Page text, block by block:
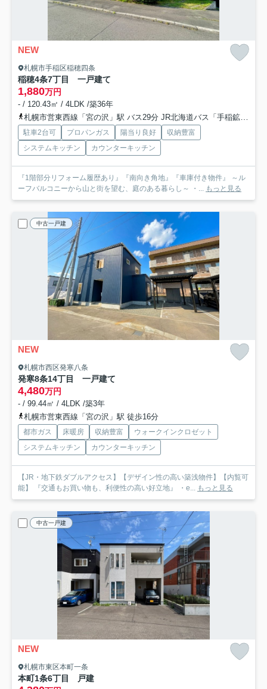
NEW
札幌市手稲区稲穂四条
稲穂4条7丁目 一戸建て
1,880万円
- / 120.43㎡ / 4LDK /築36年
札幌市営東西線「宮の沢」駅 バス29分 JR北海道バス「手稲鉱山通」 停歩7分
駐車2台可 プロパンガス 陽当り良好
収納豊富
システムキッチン
カウンターキッチン
『1階部分リフォーム履歴あり』『南向き角地』『車庫付き物件』 ～ル
ーフバルコニーから山と街を望む、庭のある暮らし～ ・...
もっと見る
中古一戸建
NEW
札幌市西区発寒八条
発寒8条14丁目 一戸建て
4,480万円
- / 99.44㎡ / 4LDK /築3年
札幌市営東西線「宮の沢」駅 徒歩16分
都市ガス 床暖房 収納豊富
ウォークインクロゼット
システムキッチン
カウンターキッチン
【JR・地下鉄ダブルアクセス】【デザイン性の高い築浅物件】【内覧可
能】 『交通もお買い物も、利便性の高い好立地』 ・e...
もっと見る
中古一戸建
NEW
札幌市東区本町一条
本町1条6丁目 戸建